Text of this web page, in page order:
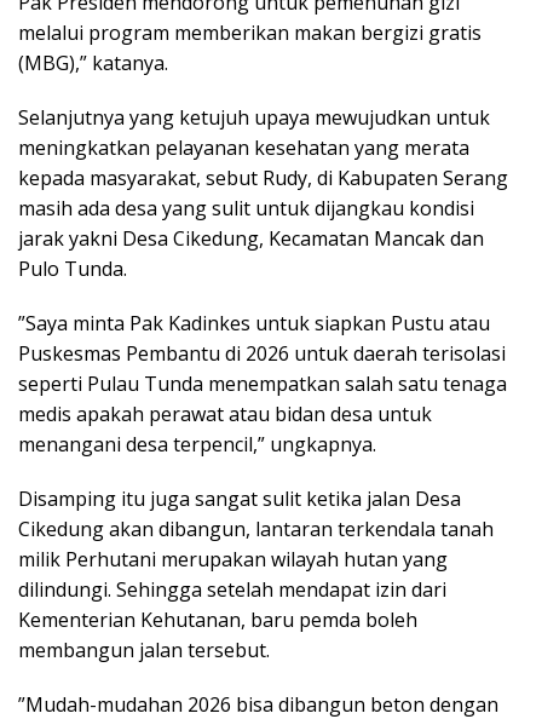
melalui program memberikan makan bergizi gratis
(MBG),” katanya.
Selanjutnya yang ketujuh upaya mewujudkan untuk
meningkatkan pelayanan kesehatan yang merata
kepada masyarakat, sebut Rudy, di Kabupaten Serang
masih ada desa yang sulit untuk dijangkau kondisi
jarak yakni Desa Cikedung, Kecamatan Mancak dan
Pulo Tunda.
”Saya minta Pak Kadinkes untuk siapkan Pustu atau
Puskesmas Pembantu di 2026 untuk daerah terisolasi
seperti Pulau Tunda menempatkan salah satu tenaga
medis apakah perawat atau bidan desa untuk
menangani desa terpencil,” ungkapnya.
Disamping itu juga sangat sulit ketika jalan Desa
Cikedung akan dibangun, lantaran terkendala tanah
milik Perhutani merupakan wilayah hutan yang
dilindungi. Sehingga setelah mendapat izin dari
Kementerian Kehutanan, baru pemda boleh
membangun jalan tersebut.
”Mudah-mudahan 2026 bisa dibangun beton dengan